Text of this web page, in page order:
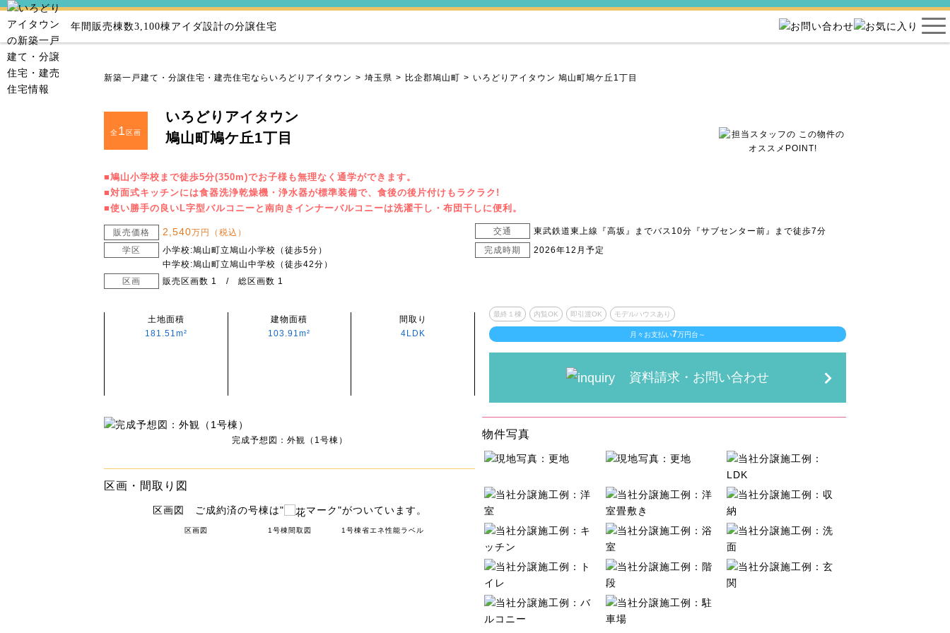
年間販売棟数3,100棟アイダ設計の分譲住宅
新築一戸建て・分譲住宅・建売住宅ならいろどりアイタウン 埼玉県 比企郡鳩山町 いろどりアイタウン 鳩山町鳩ケ丘1丁目
全1区画
いろどりアイタウン
鳩山町鳩ケ丘1丁目
■鳩山小学校まで徒歩5分(350m)でお子様も無理なく通学ができます。
■対面式キッチンには食器洗浄乾燥機・浄水器が標準装備で、食後の後片付けもラクラク!
■使い勝手の良いL字型バルコニーと南向きインナーバルコニーは洗濯干し・布団干しに便利。
販売価格 2,540万円（税込） 交通
東武鉄道東上線『高坂』までバス10分『サブセンター前』まで徒歩7分
学区
小学校:鳩山町立鳩山小学校（徒歩5分）
中学校:鳩山町立鳩山中学校（徒歩42分）
完成時期 2026年12月予定
区画 販売区画数 1 / 総区画数 1
土地面積
181.51m²
建物面積
103.91m²
間取り
4LDK
最終１棟 内覧OK 即引渡OK モデルハウスあり
月々お支払い7万円台～
資料請求・お問い合わせ
完成予想図：外観（1号棟）
区画・間取り図
区画図 ご成約済の号棟は" マーク"がついています。
区画図 1号棟間取図 1号棟省エネ性能ラベル
物件写真